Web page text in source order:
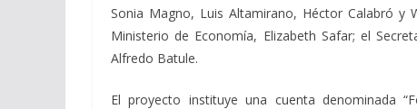
Sonia Magno, Luis Altamirano, Héctor Calabró y
Ministerio de Economía, Elizabeth Safar; el
Alfredo Batule.
El proyecto instituye una cuenta denominada